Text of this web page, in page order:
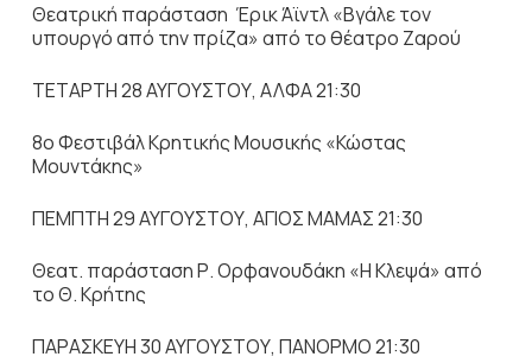
Θεατρική παράσταση Έρικ Άϊντλ «Βγάλε τον
υπουργό από την πρίζα» από το θέατρο Ζαρού
ΤΕΤΑΡΤΗ 28 ΑΥΓΟΥΣΤΟΥ, ΑΛΦΑ 21:30
8ο Φεστιβάλ Κρητικής Μουσικής «Κώστας
Μουντάκης»
ΠΕΜΠΤΗ 29 ΑΥΓΟΥΣΤΟΥ, ΑΓΙΟΣ ΜΑΜΑΣ 21:30
Θεατ. παράσταση Ρ. Ορφανουδάκη «Η Κλεψά» από
το Θ. Κρήτης
ΠΑΡΑΣΚΕΥΗ 30 ΑΥΓΟΥΣΤΟΥ, ΠΑΝΟΡΜΟ 21:30